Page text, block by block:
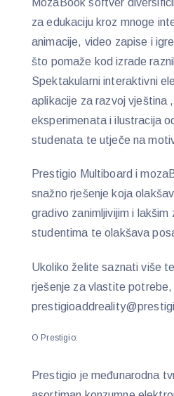
za edukaciju kroz mnoge
animacije, video zapise i
što pomaže kod izrade
Spektakularni interaktivni
aplikacije za razvoj vještina
eksperimenata i ilustracija
studenata te utječe na
Prestigio Multiboard i
snažno rješenje koja
gradivo zanimljivijim i lakšim
studentima te olakšava
Ukoliko želite saznati više
rješenje za vlastite
O Prestigio:
Prestigio je međunarodna